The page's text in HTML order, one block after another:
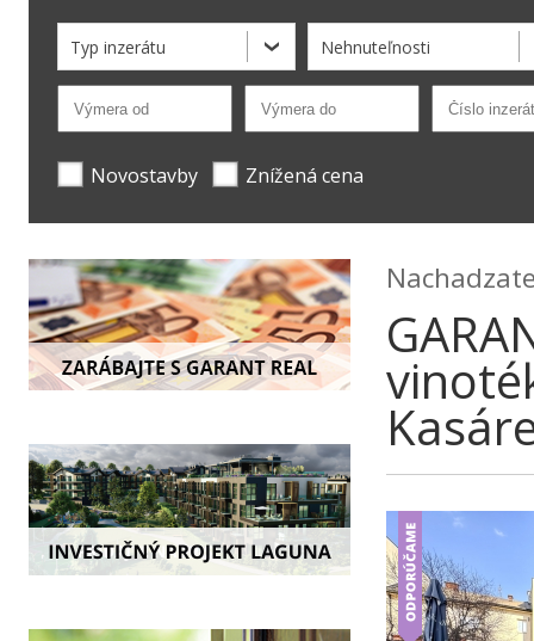
Typ inzerátu Nehnuteľnosti
Novostavby Znížená cena